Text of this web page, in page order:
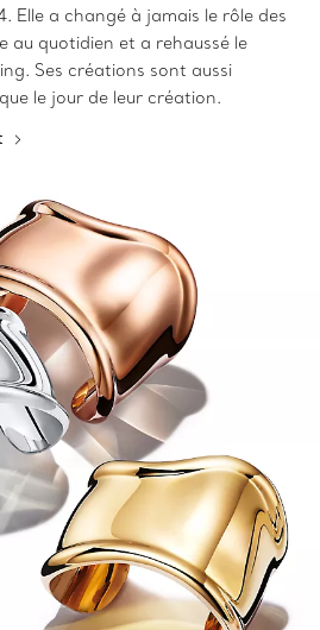
Elle a changé à jamais le rôle des
au quotidien et a rehaussé le
Ses créations sont aussi
le jour de leur création.